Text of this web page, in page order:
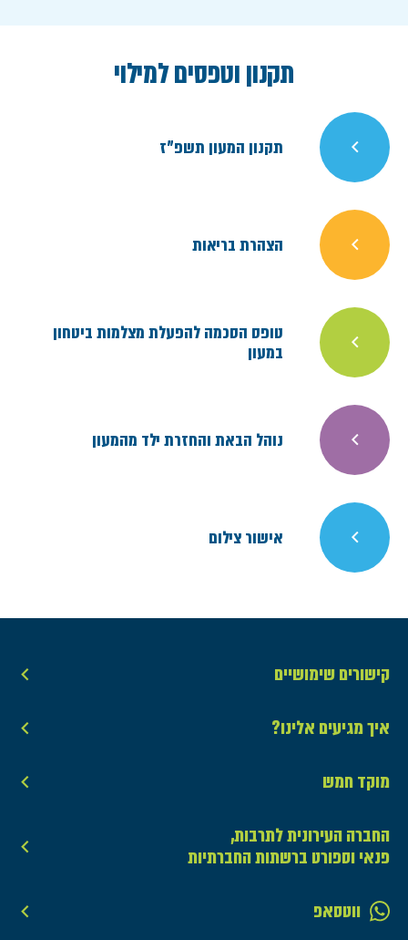
תקנון וטפסים למילוי
תקנון המעון תשפ"ז
הצהרת בריאות
טופס הסכמה להפעלת מצלמות ביטחון
במעון
נוהל הבאת והחזרת ילד מהמעון
אישור צילום
קישורים שימושיים
איך מגיעים אלינו?
מוקד חמש
החברה העירונית לתרבות,
פנאי וספורט ברשתות החברתיות
ווטסאפ